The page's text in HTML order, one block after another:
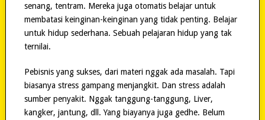
senang, tentram. Mereka juga otomatis belajar untuk
membatasi keinginan-keinginan yang tidak penting. Belajar
untuk hidup sederhana. Sebuah pelajaran hidup yang tak
ternilai.
Pebisnis yang sukses, dari materi nggak ada masalah. Tapi
biasanya stress gampang menjangkit. Dan stress adalah
sumber penyakit. Nggak tanggung-tanggung, Liver,
kangker, jantung, dll. Yang biayanya juga gedhe. Belum